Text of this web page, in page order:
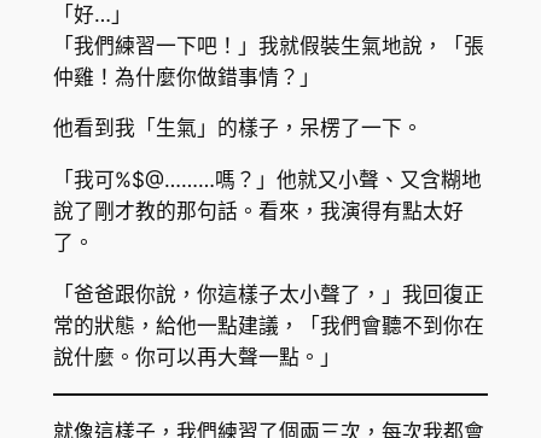
「好…」
「我們練習一下吧！」我就假裝生氣地說，「張
仲雞！為什麼你做錯事情？」
他看到我「生氣」的樣子，呆楞了一下。
「我可%$@………嗎？」他就又小聲、又含糊地
說了剛才教的那句話。看來，我演得有點太好
了。
「爸爸跟你說，你這樣子太小聲了，」我回復正
常的狀態，給他一點建議，「我們會聽不到你在
說什麼。你可以再大聲一點。」
就像這樣子，我們練習了個兩三次，每次我都會